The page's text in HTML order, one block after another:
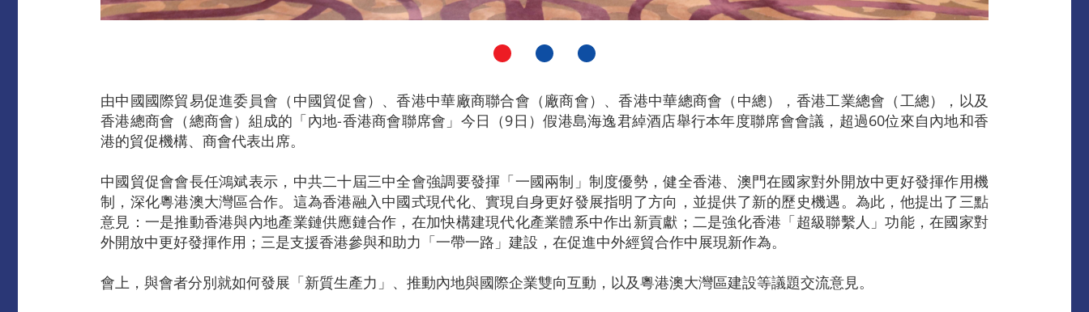
由中國國際貿易促進委員會（中國貿促會）、香港中華廠商聯合會（廠商會）、香港中華總商會（中總），香港工業總會（工總），以及
香港總商會（總商會）組成的「內地-香港商會聯席會」今日（9日）假港島海逸君綽酒店舉行本年度聯席會會議，超過60位來自內地和香
港的貿促機構、商會代表出席。
中國貿促會會長任鴻斌表示，中共二十屆三中全會強調要發揮「一國兩制」制度優勢，健全香港、澳門在國家對外開放中更好發揮作用機
制，深化粵港澳大灣區合作。這為香港融入中國式現代化、實現自身更好發展指明了方向，並提供了新的歷史機遇。為此，他提出了三點
意見：一是推動香港與內地產業鏈供應鏈合作，在加快構建現代化產業體系中作出新貢獻；二是強化香港「超級聯繫人」功能，在國家對
外開放中更好發揮作用；三是支援香港參與和助力「一帶一路」建設，在促進中外經貿合作中展現新作為。
會上，與會者分別就如何發展「新質生產力」、推動內地與國際企業雙向互動，以及粵港澳大灣區建設等議題交流意見。